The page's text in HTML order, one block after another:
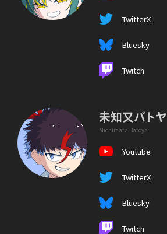
TwitterX
Bluesky
Twitch
未知又バトヤ
Michimata Batoya
Youtube
TwitterX
Bluesky
Twitch